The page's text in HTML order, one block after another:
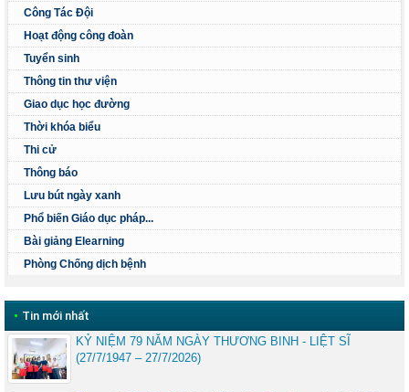
Công Tác Đội
Hoạt động công đoàn
Tuyển sinh
Thông tin thư viện
Giao dục học đường
Thời khóa biểu
Thi cử
Thông báo
Lưu bút ngày xanh
Phổ biến Giáo dục pháp...
Bài giảng Elearning
Phòng Chống dịch bệnh
• Tin mới nhất
KỶ NIỆM 79 NĂM NGÀY THƯƠNG BINH - LIỆT SĨ
(27/7/1947 – 27/7/2026)